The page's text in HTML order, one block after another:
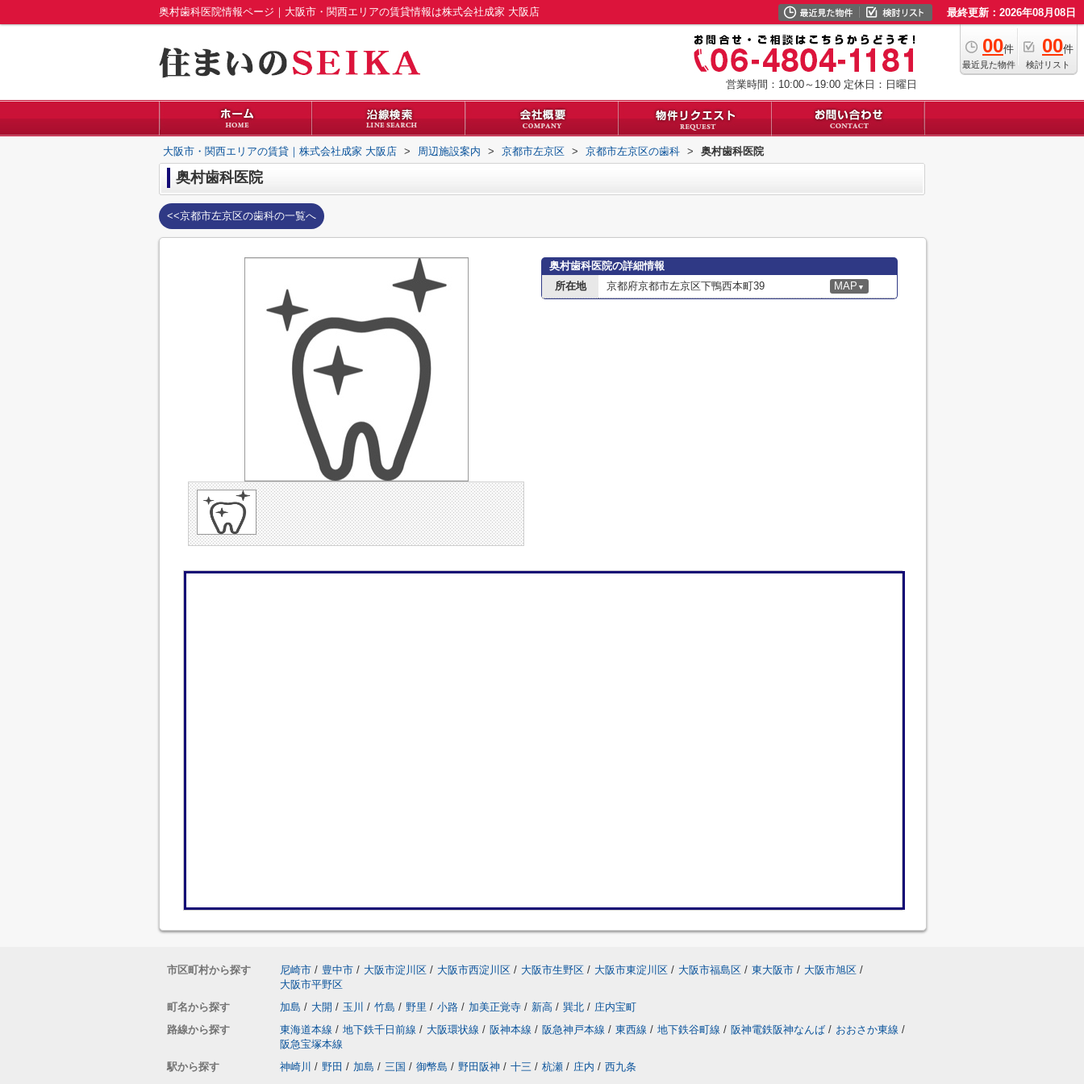
奥村歯科医院情報ページ｜大阪市・関西エリアの賃貸情報は株式会社成家 大阪店 最終更新：2026年08月08日
00件
最近見た物件
00件
検討リスト
営業時間：10:00～19:00 定休日：日曜日
大阪市・関西エリアの賃貸｜株式会社成家 大阪店 > 周辺施設案内 > 京都市左京区 > 京都市左京区の歯科 > 奥村歯科医院
奥村歯科医院
<<京都市左京区の歯科の一覧へ
奥村歯科医院の詳細情報
所在地
京都府京都市左京区下鴨西本町39 MAP ▼
市区町村から探す 尼崎市 / 豊中市 / 大阪市淀川区 / 大阪市西淀川区 / 大阪市生野区 / 大阪市東淀川区 / 大阪市福島区 / 東大阪市 / 大阪市旭区 /
大阪市平野区
町名から探す
加島 / 大開 / 玉川 / 竹島 / 野里 / 小路 / 加美正覚寺 / 新高 / 巽北 / 庄内宝町
路線から探す
東海道本線 / 地下鉄千日前線 / 大阪環状線 / 阪神本線 / 阪急神戸本線 / 東西線 / 地下鉄谷町線 / 阪神電鉄阪神なんば / おおさか東線 /
阪急宝塚本線
駅から探す
神崎川 / 野田 / 加島 / 三国 / 御幣島 / 野田阪神 / 十三 / 杭瀬 / 庄内 / 西九条